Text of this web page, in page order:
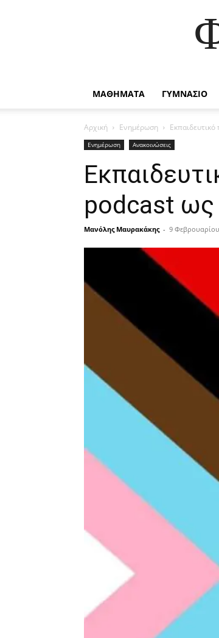
ΜΑΘΗΜΑΤΑ ΓΥΜΝΑΣΙΟ
Αρχική Ενημέρωση
Ενημέρωση Ανακοινώσεις
podcast ως
Μανόλης Μαυρακάκης - 9